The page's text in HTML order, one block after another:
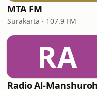
MTA FM
Surakarta · 107.9 FM
RA